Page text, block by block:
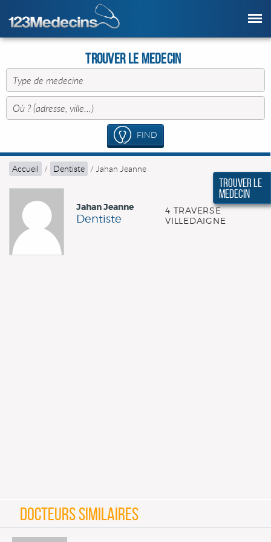
Trouver le Medecin
FIND
Accueil / Dentiste / Jahan Jeanne
Jahan Jeanne
Dentiste
4 TRAVERSE
VILLEDAIGNE
DOCTEURS SIMILAIRES
Trouver le
Medecin